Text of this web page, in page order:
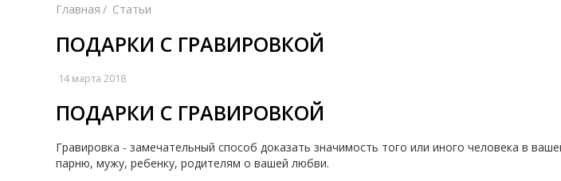
Главная / Статьи
ПОДАРКИ С ГРАВИРОВКОЙ
14 марта 2018
ПОДАРКИ С ГРАВИРОВКОЙ
Гравировка - замечательный способ доказать значимость того или иного человека в
парню, мужу, ребенку, родителям о вашей любви.